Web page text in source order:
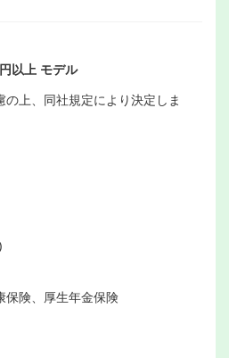
以上 モデル
上、同社規定により決定しま
保険、厚生年金保険